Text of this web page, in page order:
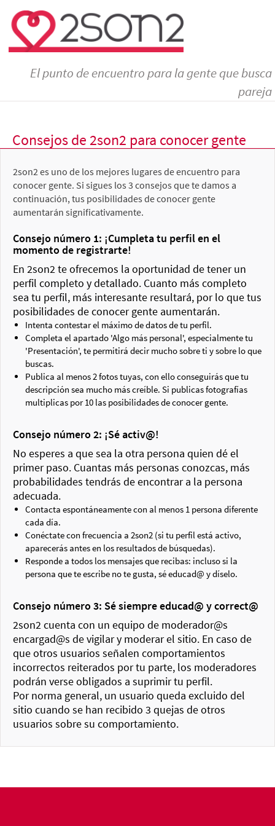
El punto de encuentro para la gente que busca
pareja
Consejos de 2son2 para conocer gente
2son2 es uno de los mejores lugares de encuentro para
conocer gente. Si sigues los 3 consejos que te damos a
continuación, tus posibilidades de conocer gente
aumentarán significativamente.
Consejo número 1: ¡Cumpleta tu perfil en el
momento de registrarte!
En 2son2 te ofrecemos la oportunidad de tener un
perfil completo y detallado. Cuanto más completo
sea tu perfil, más interesante resultará, por lo que tus
posibilidades de conocer gente aumentarán.
Intenta contestar el máximo de datos de tu perfil.
Completa el apartado 'Algo más personal', especialmente tu
'Presentación', te permitirá decir mucho sobre ti y sobre lo que
buscas.
Publica al menos 2 fotos tuyas, con ello conseguirás que tu
descripción sea mucho más creíble. Si publicas fotografías
multiplicas por 10 las posibilidades de conocer gente.
Consejo número 2: ¡Sé activ@!
No esperes a que sea la otra persona quien dé el
primer paso. Cuantas más personas conozcas, más
probabilidades tendrás de encontrar a la persona
adecuada.
Contacta espontáneamente con al menos 1 persona diferente
cada día.
Conéctate con frecuencia a 2son2 (si tu perfil está activo,
aparecerás antes en los resultados de búsquedas).
Responde a todos los mensajes que recibas: incluso si la
persona que te escribe no te gusta, sé educad@ y díselo.
Consejo número 3: Sé siempre educad@ y correct@
2son2 cuenta con un equipo de moderador@s
encargad@s de vigilar y moderar el sitio. En caso de
que otros usuarios señalen comportamientos
incorrectos reiterados por tu parte, los moderadores
podrán verse obligados a suprimir tu perfil.
Por norma general, un usuario queda excluido del
sitio cuando se han recibido 3 quejas de otros
usuarios sobre su comportamiento.